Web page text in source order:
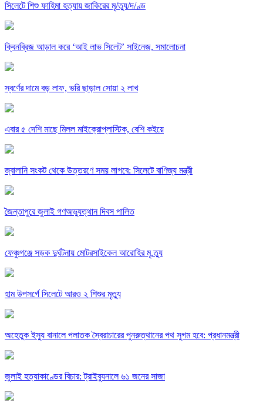
সিলেটে শিশু ফাহিমা হত্যায় জাকিরের মৃ/ত্যু/দ/ণ্ড
ক্বিনব্রিজ আড়াল করে ‘আই লাভ সিলেট’ সাইনেজ, সমালোচনা
স্বর্ণের দামে বড় লাফ, ভরি ছাড়াল সোয়া ২ লাখ
এবার ৫ দেশি মাছে মিলল মাইক্রোপ্লাস্টিক, বেশি কইয়ে
জ্বালানি সংকট থেকে উত্তরণে সময় লাগবে: সিলেটে বাণিজ্য মন্ত্রী
জৈন্তাপুরে জুলাই গণঅভ্যুত্থান দিবস পালিত
ফেঞ্চুগঞ্জে সড়ক দুর্ঘটনায় মোটরসাইকেল আরোহির মৃ.ত্যু
হাম উপসর্গে সিলেটে আরও ২ শিশুর মৃত্যু
অহেতুক ইস্যু বানালে পলাতক স্বৈরাচারের পুনরুত্থানের পথ সুগম হবে: প্রধানমন্ত্রী
জুলাই হত্যাকাণ্ডের বিচার: ট্রাইব্যুনালে ৬১ জনের সাজা